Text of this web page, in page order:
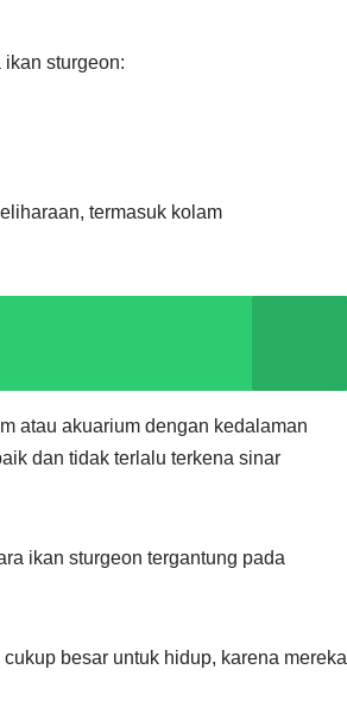
sturgeon:
termasuk kolam
atau akuarium dengan kedalaman
dan tidak terlalu terkena sinar
ikan sturgeon tergantung pada
besar untuk hidup, karena mereka